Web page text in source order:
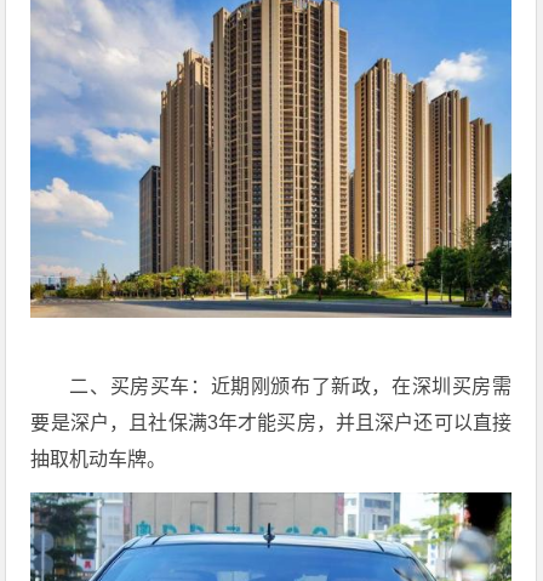
二、买房买车：近期刚颁布了新政，在深圳买房需
要是深户，且社保满3年才能买房，并且深户还可以直接
抽取机动车牌。